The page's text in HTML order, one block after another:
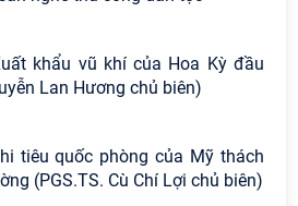
khẩu vũ khí của Hoa Kỳ đầu
Lan Hương chủ biên)
tiêu quốc phòng của Mỹ thách
(PGS.TS. Cù Chí Lợi chủ biên)
xã hội Việt
giải khuyến
luận bảo vệ
Đảng năm